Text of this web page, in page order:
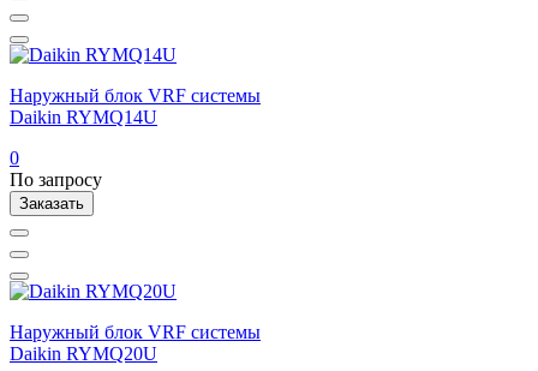
Наружный блок VRF системы
Daikin RYMQ14U
0
По запросу
Заказать
Наружный блок VRF системы
Daikin RYMQ20U